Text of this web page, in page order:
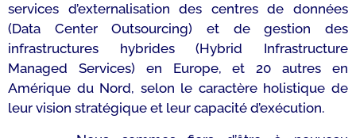
services d’externalisation des centres de données
(Data Center Outsourcing) et de gestion des
infrastructures hybrides (Hybrid Infrastructure
Managed Services) en Europe, et 20 autres en
Amérique du Nord, selon le caractère holistique de
leur vision stratégique et leur capacité d’exécution.